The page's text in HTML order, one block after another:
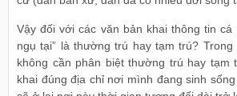
Vậy đối với các văn bản khai thông tin cá
ngụ tại” là thường trú hay tạm trú?
không cần phân biệt thường trú hay tạm
khai đúng địa chỉ nơi mình đang sinh